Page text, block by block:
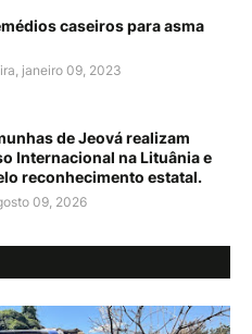
caseiros para asma
janeiro 09, 2023
de Jeová realizam
Internacional na Lituânia e
reconhecimento estatal.
09, 2026